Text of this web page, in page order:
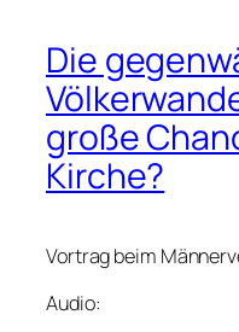
Die
große
Kirche?
Vortrag beim
Audio: